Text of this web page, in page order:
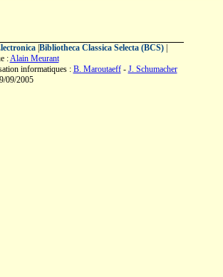
| Bibliotheca Classica Selecta (BCS)|
:Alain Meurant
informatiques : B. Maroutaeff- J. Schumacher
09/2005